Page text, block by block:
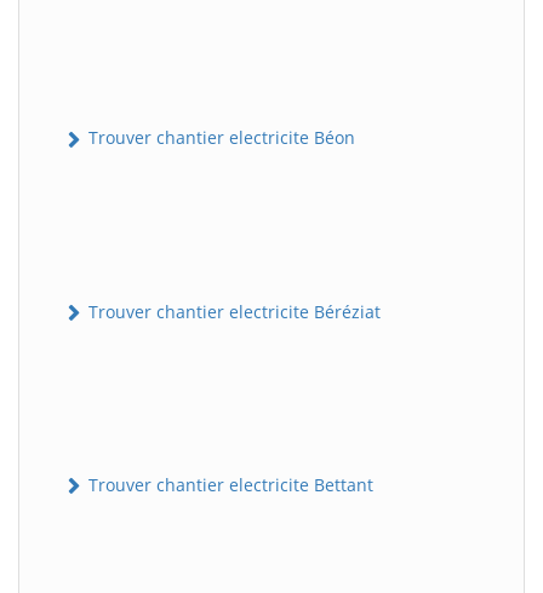
Trouver chantier electricite Béon
Trouver chantier electricite Béréziat
Trouver chantier electricite Bettant